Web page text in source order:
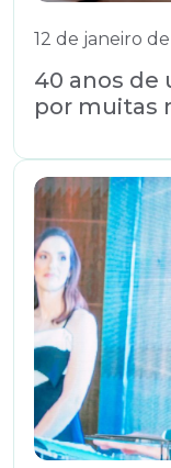
12 de janeiro
40 anos de
por muitas